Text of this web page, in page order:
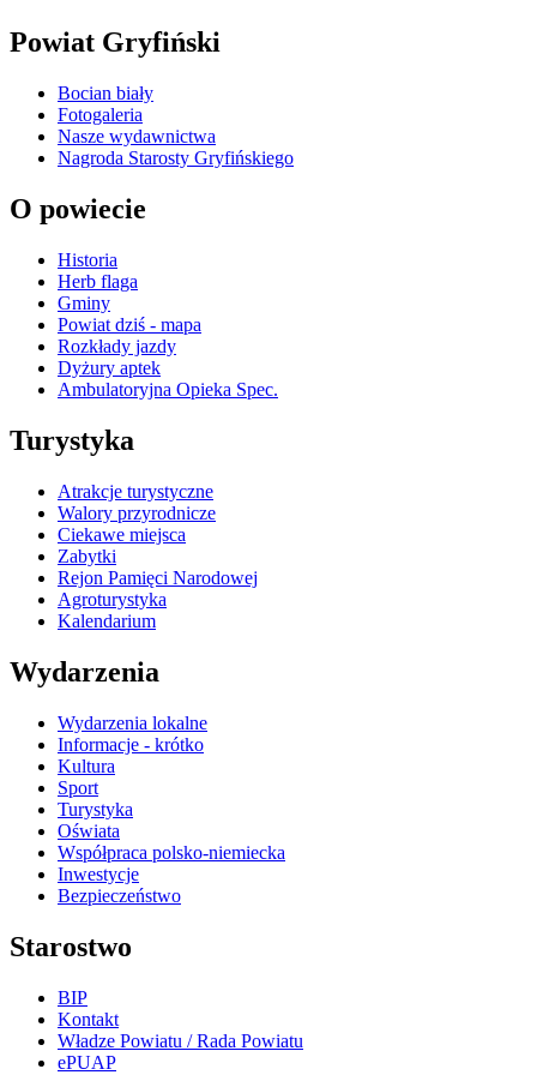
Powiat Gryfiński
Bocian biały
Fotogaleria
Nasze wydawnictwa
Nagroda Starosty Gryfińskiego
O powiecie
Historia
Herb flaga
Gminy
Powiat dziś - mapa
Rozkłady jazdy
Dyżury aptek
Ambulatoryjna Opieka Spec.
Turystyka
Atrakcje turystyczne
Walory przyrodnicze
Ciekawe miejsca
Zabytki
Rejon Pamięci Narodowej
Agroturystyka
Kalendarium
Wydarzenia
Wydarzenia lokalne
Informacje - krótko
Kultura
Sport
Turystyka
Oświata
Współpraca polsko-niemiecka
Inwestycje
Bezpieczeństwo
Starostwo
BIP
Kontakt
Władze Powiatu / Rada Powiatu
ePUAP